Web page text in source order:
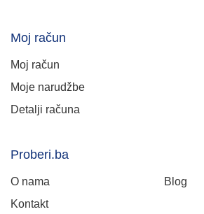
Moj račun
Moj račun
Moje narudžbe
Detalji računa
Proberi.ba
O nama
Blog
Kontakt